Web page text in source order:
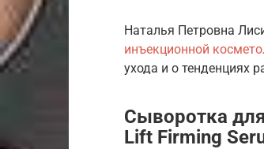
Наталья Петровна
инъекционной
ухода и о тенденциях
Сыворотка
Lift Firming